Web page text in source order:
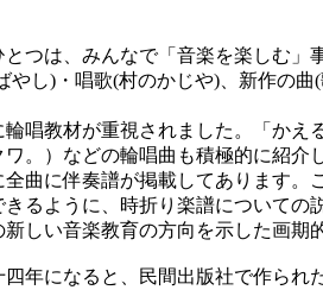
つは、みんなで「音楽を楽しむ」
し)・唱歌(村のかじや)、新作の
輪唱教材が重視されました。「
。）などの輪唱曲も積極的に紹介
曲に伴奏譜が掲載してあります。
るように、時折り楽譜についての
しい音楽教育の方向を示した画期
になると、民間出版社で作られ